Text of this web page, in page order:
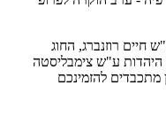
חיים רוזנברג, החוג
ע"ש צימבליסטה
מתכבדים להזמינכם